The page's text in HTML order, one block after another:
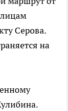
Серова.
на